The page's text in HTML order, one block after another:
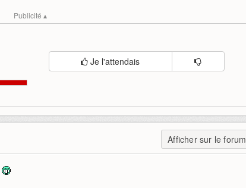
Publicité ▴
Je l'attendais
Afficher sur le forum